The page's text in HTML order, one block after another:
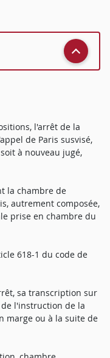
l'arrêt de la
de Paris susvisé,
à nouveau jugé,
la chambre de
autrement composée,
prise en chambre du
618-1 du code de
sa transcription sur
l'instruction de la
marge ou à la suite de